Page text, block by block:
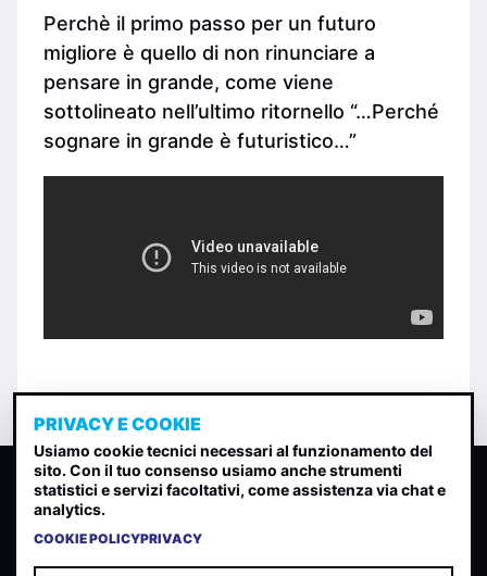
Perchè il primo passo per un futuro
migliore è quello di non rinunciare a
pensare in grande, come viene
sottolineato nell’ultimo ritornello “…Perché
sognare in grande è futuristico…”
CLASSIFICA INDIE
Classifica per indice di gradimento generata dall analisi di
PRIVACY E COOKIE
Usiamo cookie tecnici necessari al funzionamento del
sito. Con il tuo consenso usiamo anche strumenti
statistici e servizi facoltativi, come assistenza via chat e
analytics.
COOKIE POLICYPRIVACY